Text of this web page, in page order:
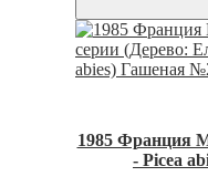
1985 Франция
- Picea